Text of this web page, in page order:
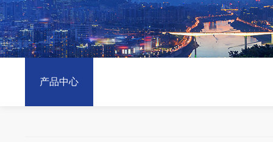
产品中心